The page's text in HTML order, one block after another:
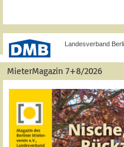
Landesverband
MieterMagazin 7+8/2026